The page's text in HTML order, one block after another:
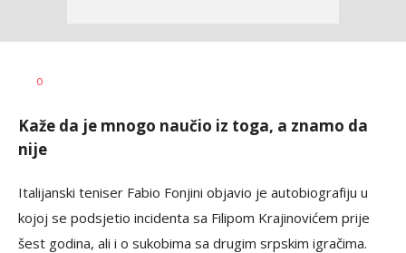
AUTOR
0
Kaže da je mnogo naučio iz toga, a znamo da
nije
Italijanski teniser Fabio Fonjini objavio je autobiografiju u
kojoj se podsjetio incidenta sa Filipom Krajinovićem prije
šest godina, ali i o sukobima sa drugim srpskim igračima.